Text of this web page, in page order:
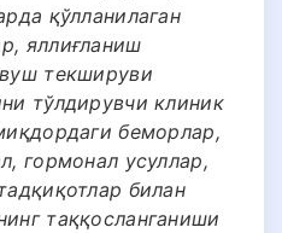
қўлланилаган
яллиғланиш
текшируви
тўлдирувчи клиник
беморлар,
гормонал усуллар,
билан
таққосланганиши